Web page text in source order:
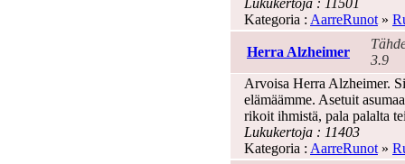
Lukukertoja : 11501
Kategoria : AarreRunot »
Herra Alzheimer
3.9
Arvoisa Herra Alzheimer.
elämäämme. Asetuit
rikoit ihmistä, pala palalta
Lukukertoja : 11403
Kategoria : AarreRunot »